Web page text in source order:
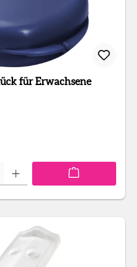
Wert ein oder benutze die